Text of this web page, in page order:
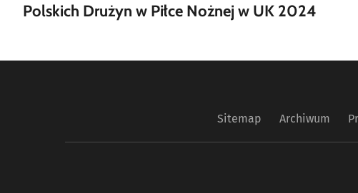
Polskich Drużyn w Piłce Nożnej w UK 2024
Sitemap Archiwum